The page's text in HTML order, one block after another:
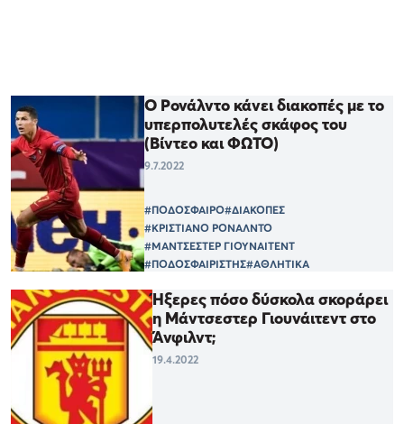
Ο Ρονάλντο κάνει διακοπές με το
υπερπολυτελές σκάφος του
(Βίντεο και ΦΩΤΟ)
9.7.2022
#ΠΟΔΟΣΦΑΙΡΟ#ΔΙΑΚΟΠΕΣ
#ΚΡΙΣΤΙΑΝΟ ΡΟΝΑΛΝΤΟ
#ΜΑΝΤΣΕΣΤΕΡ ΓΙΟΥΝΑΙΤΕΝΤ
#ΠΟΔΟΣΦΑΙΡΙΣΤΗΣ#ΑΘΛΗΤΙΚΑ
Ήξερες πόσο δύσκολα σκοράρει
η Μάντσεστερ Γιουνάιτεντ στο
Άνφιλντ;
19.4.2022